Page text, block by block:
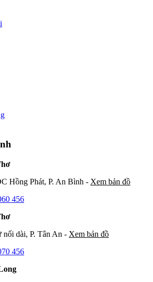
Hồng Phát, P. An Bình - Xem bản đồ
456
dài, P. Tân An - Xem bản đồ
456